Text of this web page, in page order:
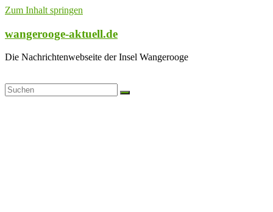
Zum Inhalt springen
wangerooge-aktuell.de
Die Nachrichtenwebseite der Insel Wangerooge